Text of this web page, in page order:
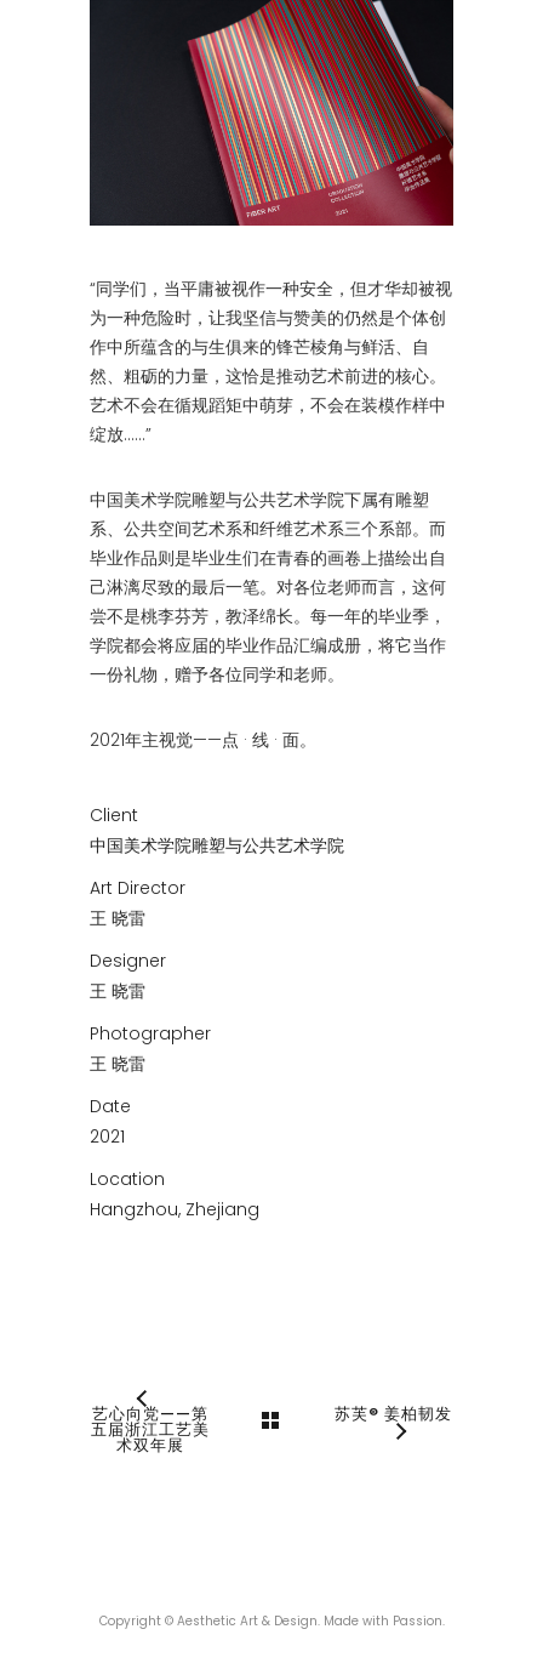
“同学们，当平庸被视作一种安全，但才华却被视
为一种危险时，让我坚信与赞美的仍然是个体创
作中所蕴含的与生俱来的锋芒棱角与鲜活、自
然、粗砺的力量，这恰是推动艺术前进的核心。
艺术不会在循规蹈矩中萌芽，不会在装模作样中
绽放……”
中国美术学院雕塑与公共艺术学院下属有雕塑
系、公共空间艺术系和纤维艺术系三个系部。而
毕业作品则是毕业生们在青春的画卷上描绘出自
己淋漓尽致的最后一笔。对各位老师而言，这何
尝不是桃李芬芳，教泽绵长。每一年的毕业季，
学院都会将应届的毕业作品汇编成册，将它当作
一份礼物，赠予各位同学和老师。
2021年主视觉——点 · 线 · 面。
Client
中国美术学院雕塑与公共艺术学院
Art Director
王 晓雷
Designer
王 晓雷
Photographer
王 晓雷
Date
2021
Location
Hangzhou, Zhejiang
艺心向党——第
五届浙江工艺美
术双年展
苏芙® 姜柏韧发
Copyright © Aesthetic Art & Design. Made with Passion.